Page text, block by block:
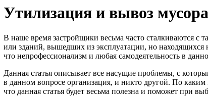
Утилизация и вывоз мусора
В наше время застройщики весьма часто сталкиваются с
или зданий, вышедших из эксплуатации, но находящихся
что непрофессионализм и любая самодеятельность в
Данная статья описывает все насущие проблемы, с
в данном вопросе организация, и никто другой. По каким
что данная статья будет весьма полезна и поможет при